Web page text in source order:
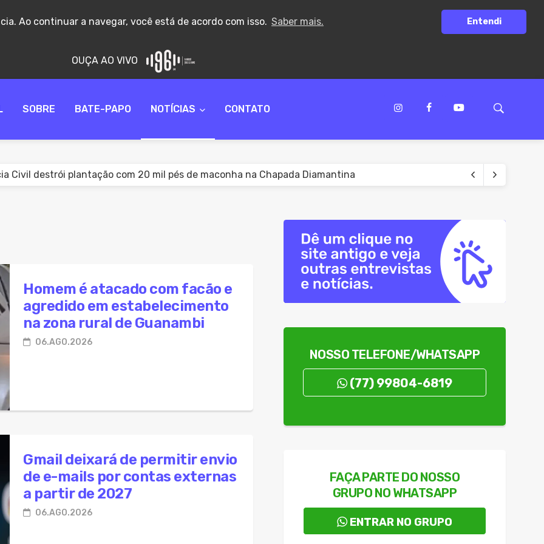
Ao continuar a navegar, você está de acordo com isso. Saber mais. Entendi
OUÇA AO VIVO
SOBRE BATE-PAPO NOTÍCIAS CONTATO
Civil destrói plantação com 20 mil pés de maconha na Chapada Diamantina
de vape no Brasil pode ser proibida para nascidos a partir de 2009
denuncia ameaças e dano ao patrimônio em caso de violência doméstica
de lei propõe isenção de IPVA para motoristas de aplicativo na Bahia
é atacado com facão e agredido em estabelecimento na zona rural
deixará de permitir envio de e-mails por contas externas a partir de 2027
do consumidor brasileiro recua e aumenta cautela com gastos
entre cliente e oficina termina na Delegacia de Guanambi
Eleitoral promove treinamento com urna eletrônica em Guanambi e Candiba
Homem é atacado com facão e
agredido em estabelecimento
na zona rural de Guanambi
06.AGO.2026
Gmail deixará de permitir envio
de e-mails por contas externas
a partir de 2027
06.AGO.2026
NOSSO TELEFONE/WHATSAPP
(77) 99804-6819
FAÇA PARTE DO NOSSO
GRUPO NO WHATSAPP
ENTRAR NO GRUPO